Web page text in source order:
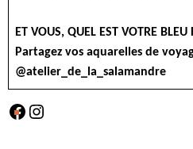
ET VOUS, QUEL EST VOTRE BLEU
Partagez vos aquarelles de
@atelier_de_la_salamandre
Facebook
Instagram